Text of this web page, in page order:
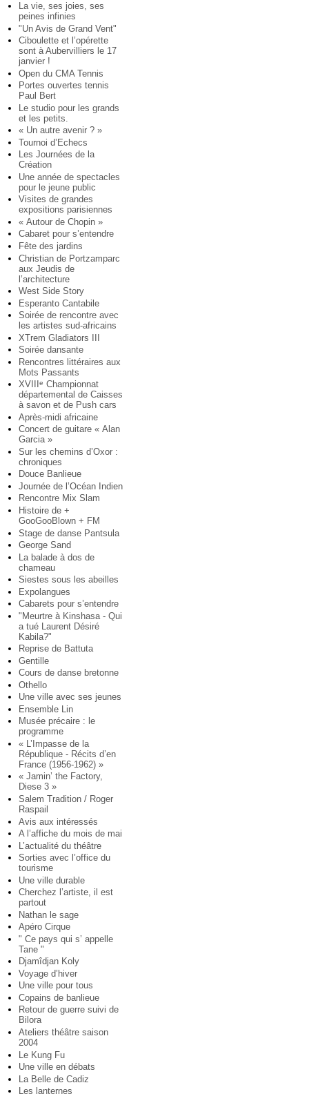
La vie, ses joies, ses
peines infinies
"Un Avis de Grand Vent"
Ciboulette et l’opérette
sont à Aubervilliers le 17
janvier !
Open du CMA Tennis
Portes ouvertes tennis
Paul Bert
Le studio pour les grands
et les petits.
« Un autre avenir ? »
Tournoi d’Echecs
Les Journées de la
Création
Une année de spectacles
pour le jeune public
Visites de grandes
expositions parisiennes
« Autour de Chopin »
Cabaret pour s’entendre
Fête des jardins
Christian de Portzamparc
aux Jeudis de
l’architecture
West Side Story
Esperanto Cantabile
Soirée de rencontre avec
les artistes sud-africains
XTrem Gladiators III
Soirée dansante
Rencontres littéraires aux
Mots Passants
XVIII
e Championnat
départemental de Caisses
à savon et de Push cars
Après-midi africaine
Concert de guitare « Alan
Garcia »
Sur les chemins d’Oxor :
chroniques
Douce Banlieue
Journée de l’Océan Indien
Rencontre Mix Slam
Histoire de +
GooGooBlown + FM
Stage de danse Pantsula
George Sand
La balade à dos de
chameau
Siestes sous les abeilles
Expolangues
Cabarets pour s’entendre
"Meurtre à Kinshasa - Qui
a tué Laurent Désiré
Kabila?"
Reprise de Battuta
Gentille
Cours de danse bretonne
Othello
Une ville avec ses jeunes
Ensemble Lin
Musée précaire : le
programme
« L’Impasse de la
République - Récits d’en
France (1956-1962) »
« Jamin’ the Factory,
Diese 3 »
Salem Tradition / Roger
Raspail
Avis aux intéressés
A l’affiche du mois de mai
L’actualité du théâtre
Sorties avec l’office du
tourisme
Une ville durable
Cherchez l’artiste, il est
partout
Nathan le sage
Apéro Cirque
" Ce pays qui s’ appelle
Tane "
Djamîdjan Koly
Voyage d’hiver
Une ville pour tous
Copains de banlieue
Retour de guerre suivi de
Bilora
Ateliers théâtre saison
2004
Le Kung Fu
Une ville en débats
La Belle de Cadiz
Les lanternes